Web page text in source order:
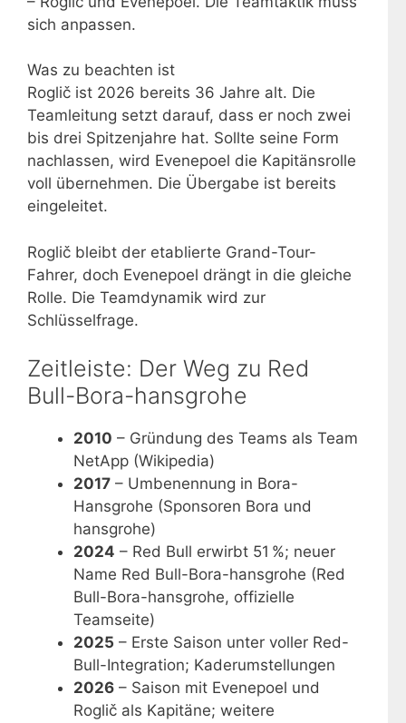
sich anpassen.
Was zu beachten ist
Roglič ist 2026 bereits 36 Jahre alt. Die
Teamleitung setzt darauf, dass er noch zwei
bis drei Spitzenjahre hat. Sollte seine Form
nachlassen, wird Evenepoel die Kapitänsrolle
voll übernehmen. Die Übergabe ist bereits
eingeleitet.
Roglič bleibt der etablierte Grand-Tour-
Fahrer, doch Evenepoel drängt in die gleiche
Rolle. Die Teamdynamik wird zur
Schlüsselfrage.
Zeitleiste: Der Weg zu Red
Bull-Bora-hansgrohe
2010 – Gründung des Teams als Team
NetApp (Wikipedia)
2017 – Umbenennung in Bora-
Hansgrohe (Sponsoren Bora und
hansgrohe)
2024 – Red Bull erwirbt 51 %; neuer
Name Red Bull-Bora-hansgrohe (Red
Bull-Bora-hansgrohe, offizielle
Teamseite)
2025 – Erste Saison unter voller Red-
Bull-Integration; Kaderumstellungen
2026 – Saison mit Evenepoel und
Roglič als Kapitäne; weitere